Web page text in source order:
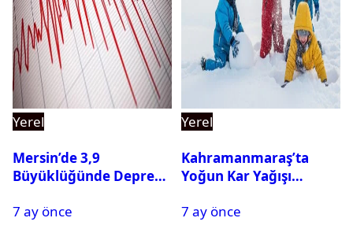
Yerel
Mersin’de 3,9
Büyüklüğünde Deprem
7 ay önce
Yerel
Kahramanmaraş’ta
Yoğun Kar Yağışı
Tatil
7 ay önce